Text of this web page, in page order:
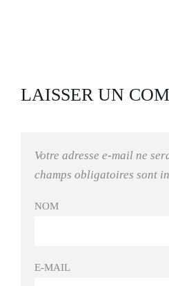
LAISSER UN
Votre adresse e-mail ne
champs obligatoires sont
NOM
E-MAIL